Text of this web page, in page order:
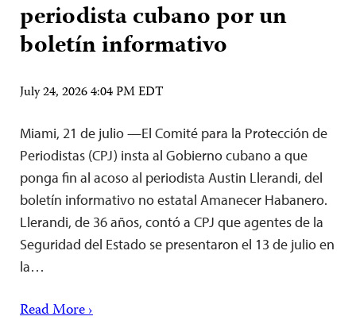
periodista cubano por un
boletín informativo
July 24, 2026 4:04 PM EDT
Miami, 21 de julio —El Comité para la Protección de
Periodistas (CPJ) insta al Gobierno cubano a que
ponga fin al acoso al periodista Austin Llerandi, del
boletín informativo no estatal Amanecer Habanero.
Llerandi, de 36 años, contó a CPJ que agentes de la
Seguridad del Estado se presentaron el 13 de julio en
la…
Read More ›